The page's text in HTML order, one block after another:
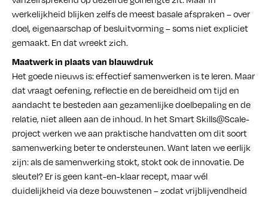
werkelijkheid blijken zelfs de meest basale afspraken – over
doel, eigenaarschap of besluitvorming – soms niet expliciet
gemaakt. En dat wreekt zich.
Maatwerk in plaats van blauwdruk
Het goede nieuws is: effectief samenwerken is te leren. Maar
dat vraagt oefening, reflectie en de bereidheid om tijd en
aandacht te besteden aan gezamenlijke doelbepaling en de
relatie, niet alleen aan de inhoud. In het Smart Skills@Scale-
project werken we aan praktische handvatten om dit soort
samenwerking beter te ondersteunen. Want laten we eerlijk
zijn: als de samenwerking stokt, stokt ook de innovatie. De
sleutel? Er is geen kant-en-klaar recept, maar wél
duidelijkheid via deze bouwstenen – zodat vrijblijvendheid